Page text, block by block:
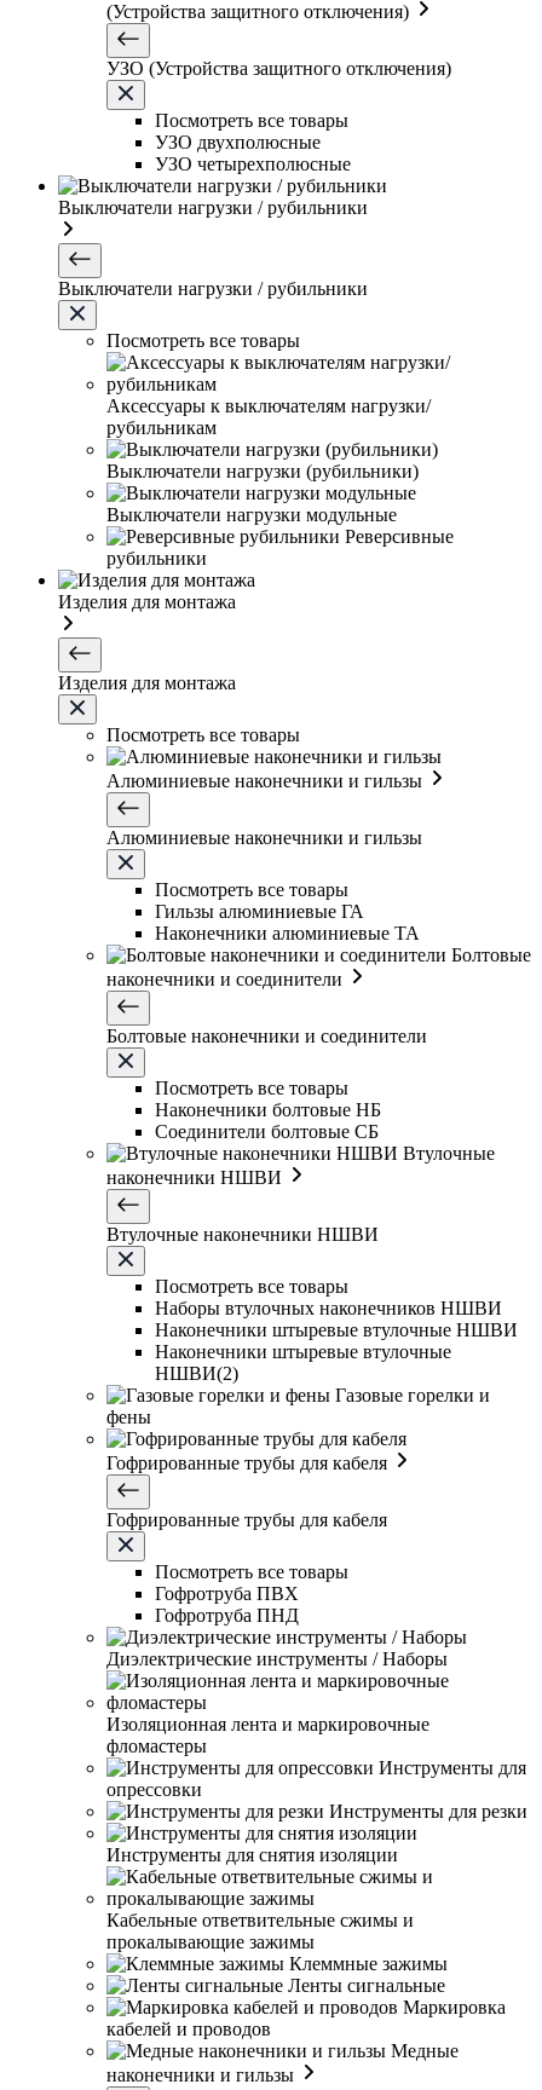
(Устройства защитного отключения)
УЗО (Устройства защитного отключения)
Посмотреть все товары
УЗО двухполюсные
УЗО четырехполюсные
Выключатели нагрузки / рубильники
Выключатели нагрузки / рубильники
Посмотреть все товары
Аксессуары к выключателям нагрузки/
рубильникам
Выключатели нагрузки (рубильники)
Выключатели нагрузки модульные
Реверсивные
рубильники
Изделия для монтажа
Изделия для монтажа
Посмотреть все товары
Алюминиевые наконечники и гильзы
Алюминиевые наконечники и гильзы
Посмотреть все товары
Гильзы алюминиевые ГА
Наконечники алюминиевые ТА
Болтовые
наконечники и соединители
Болтовые наконечники и соединители
Посмотреть все товары
Наконечники болтовые НБ
Соединители болтовые СБ
Втулочные
наконечники НШВИ
Втулочные наконечники НШВИ
Посмотреть все товары
Наборы втулочных наконечников НШВИ
Наконечники штыревые втулочные НШВИ
Наконечники штыревые втулочные
НШВИ(2)
Газовые горелки и
фены
Гофрированные трубы для кабеля
Гофрированные трубы для кабеля
Посмотреть все товары
Гофротруба ПВХ
Гофротруба ПНД
Диэлектрические инструменты / Наборы
Изоляционная лента и маркировочные
фломастеры
Инструменты для
опрессовки
Инструменты для резки
Инструменты для снятия изоляции
Кабельные ответвительные сжимы и
прокалывающие зажимы
Клеммные зажимы
Ленты сигнальные
Маркировка
кабелей и проводов
Медные
наконечники и гильзы